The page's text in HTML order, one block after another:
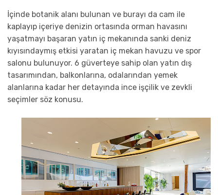
İçinde botanik alanı bulunan ve burayı da cam ile
kaplayıp içeriye denizin ortasında orman havasını
yaşatmayı başaran yatın iç mekanında sanki deniz
kıyısındaymış etkisi yaratan iç mekan havuzu ve spor
salonu bulunuyor. 6 güverteye sahip olan yatın dış
tasarımından, balkonlarına, odalarından yemek
alanlarına kadar her detayında ince işçilik ve zevkli
seçimler söz konusu.